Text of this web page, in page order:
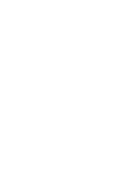
いう言い伝えがあるケサラン
です。メッセージでは色々記
またいつかお会いして楽しい
え入れてくださり とても嬉